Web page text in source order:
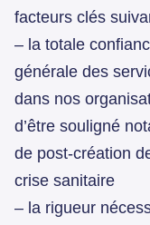
facteurs clés
– la totale
générale des
dans nos
d’être souligné
de post-création
crise sanitaire
– la rigueur